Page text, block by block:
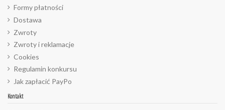
Formy płatności
Dostawa
Zwroty
Zwroty i reklamacje
Cookies
Regulamin konkursu
Jak zapłacić PayPo
Kontakt